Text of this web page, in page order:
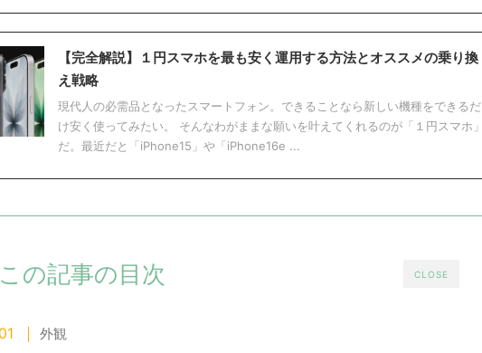
【完全解説】１円スマホを最も安く運用する方法とオススメの乗り換
え戦略
現代人の必需品となったスマートフォン。できることなら新しい機種をできるだ
け安く使ってみたい。 そんなわがままな願いを叶えてくれるのが「１円スマホ」
だ。最近だと「iPhone15」や「iPhone16e ...
CLOSE
この記事の目次
外観
現代人の必需品、スマートフォン。そしてスマホを